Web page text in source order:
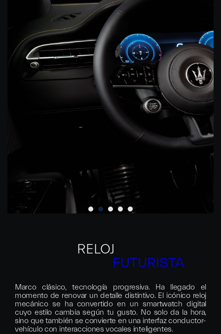
RELOJ
FUTURISTA
Marco clásico, tecnología progresiva. Ha llegado el
momento de renovar un detalle distintivo. El icónico reloj
mecánico se ha convertido en un smartwatch digital
cuyo estilo cambia según tu gusto. No solo da la hora,
sino que también se convierte en una interfaz conductor-
vehículo con interacciones vocales inteligentes.